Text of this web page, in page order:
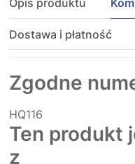
Opis produktu
Dostawa i płatność
Zgodne
HQ116
Ten produkt
z